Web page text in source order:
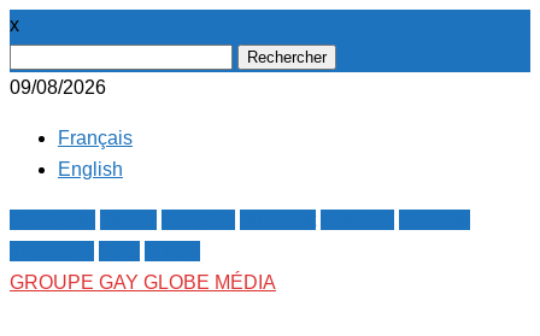
x
09/08/2026
Français
English
GROUPE GAY GLOBE MÉDIA